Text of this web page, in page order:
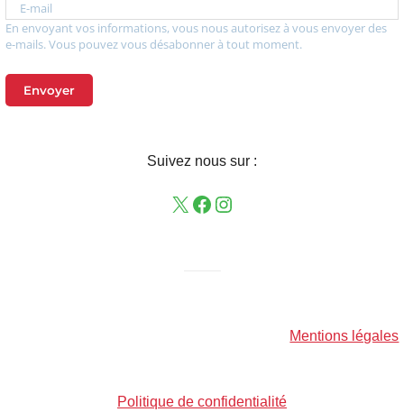
E-mail
En envoyant vos informations, vous nous autorisez à vous envoyer des
e-mails. Vous pouvez vous désabonner à tout moment.
Envoyer
Suivez nous sur :
Mentions légales
Politique de confidentialité